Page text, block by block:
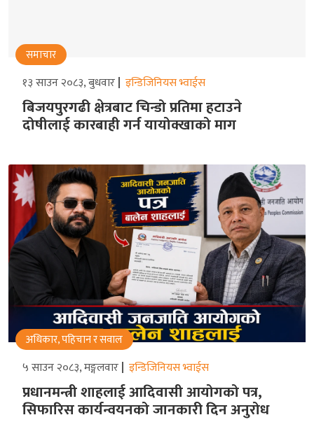
समाचार
१३ साउन २०८३, बुधवार इन्डिजिनियस भ्वाईस
बिजयपुरगढी क्षेत्रबाट चिन्डो प्रतिमा हटाउने
दोषीलाई कारबाही गर्न यायोक्खाको माग
अधिकार, पहिचान र सवाल
५ साउन २०८३, मङ्गलवार इन्डिजिनियस भ्वाईस
प्रधानमन्त्री शाहलाई आदिवासी आयोगको पत्र,
सिफारिस कार्यन्वयनको जानकारी दिन अनुरोध